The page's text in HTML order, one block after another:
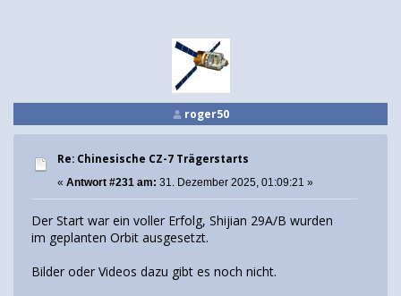
roger50
Re: Chinesische CZ-7 Trägerstarts
« Antwort #231 am: 31. Dezember 2025, 01:09:21 »
Der Start war ein voller Erfolg, Shijian 29A/B wurden
im geplanten Orbit ausgesetzt.
Bilder oder Videos dazu gibt es noch nicht.